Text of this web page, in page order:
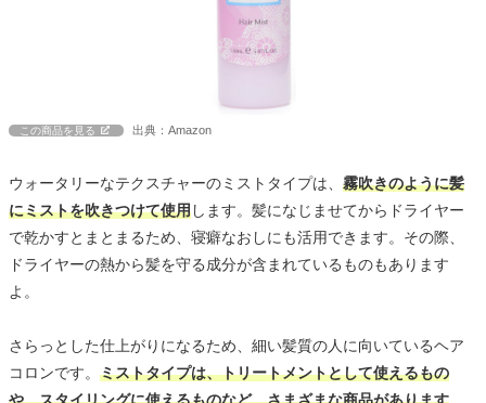
この商品を見る 出典：Amazon
ウォータリーなテクスチャーのミストタイプは、 霧吹きのように髪
にミストを吹きつけて使用します。髪になじませてからドライヤー
で乾かすとまとまるため、寝癖なおしにも活用できます。その際、
ドライヤーの熱から髪を守る成分が含まれているものもあります
よ。
さらっとした仕上がりになるため、細い髪質の人に向いているヘア
コロンです。 ミストタイプは、トリートメントとして使えるもの